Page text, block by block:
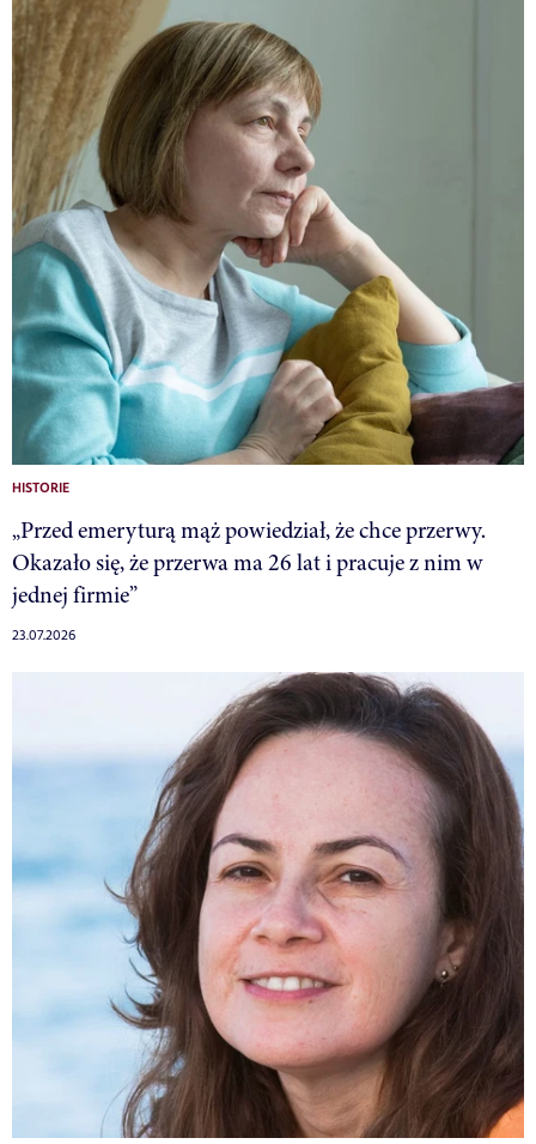
HISTORIE
„Przed emeryturą mąż powiedział, że chce przerwy.
Okazało się, że przerwa ma 26 lat i pracuje z nim w
jednej firmie”
23.07.2026